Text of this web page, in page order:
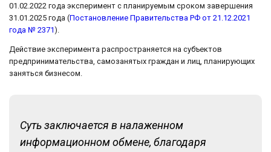
01.02.2022 года эксперимент с планируемым сроком завершения
31.01.2025 года (Постановление Правительства РФ от 21.12.2021
года № 2371).
Действие эксперимента распространяется на субъектов
предпринимательства, самозанятых граждан и лиц, планирующих
заняться бизнесом.
Суть заключается в налаженном
информационном обмене, благодаря